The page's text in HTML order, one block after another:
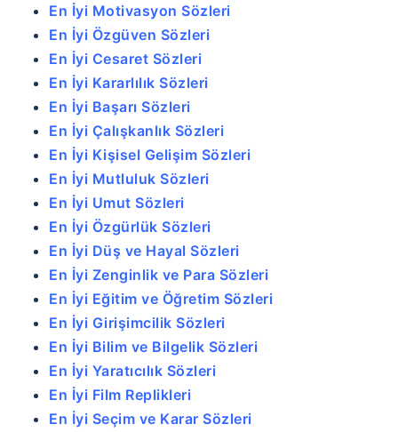
En İyi Motivasyon Sözleri
En İyi Özgüven Sözleri
En İyi Cesaret Sözleri
En İyi Kararlılık Sözleri
En İyi Başarı Sözleri
En İyi Çalışkanlık Sözleri
En İyi Kişisel Gelişim Sözleri
En İyi Mutluluk Sözleri
En İyi Umut Sözleri
En İyi Özgürlük Sözleri
En İyi Düş ve Hayal Sözleri
En İyi Zenginlik ve Para Sözleri
En İyi Eğitim ve Öğretim Sözleri
En İyi Girişimcilik Sözleri
En İyi Bilim ve Bilgelik Sözleri
En İyi Yaratıcılık Sözleri
En İyi Film Replikleri
En İyi Seçim ve Karar Sözleri